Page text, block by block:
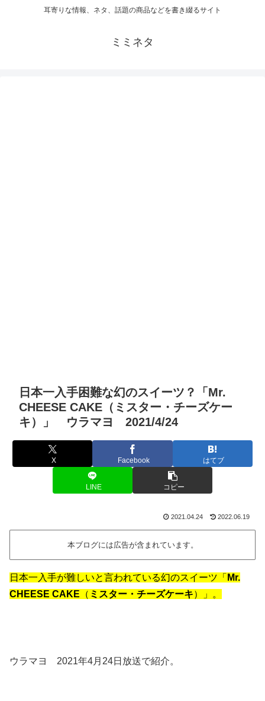
耳寄りな情報、ネタ、話題の商品などを書き綴るサイト
ミミネタ
日本一入手困難な幻のスイーツ？「Mr.
CHEESE CAKE（ミスター・チーズケー
キ）」 ウラマヨ 2021/4/24
X Facebook はてブ
LINE コピー
2021.04.24 2022.06.19
本ブログには広告が含まれています。
日本一入手が難しいと言われている幻のスイーツ「 Mr.
CHEESE CAKE （ ミスター・チーズケーキ）」。
ウラマヨ 2021年4月24日放送で紹介。